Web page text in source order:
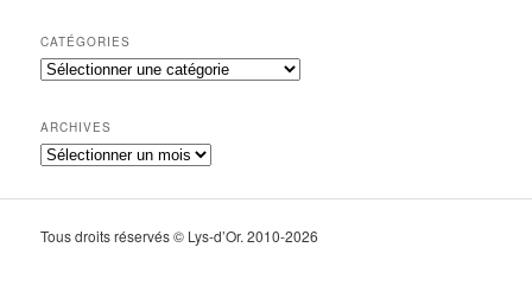
CATÉGORIES
Catégories
ARCHIVES
Archives
Tous droits réservés © Lys-d’Or. 2010-2026